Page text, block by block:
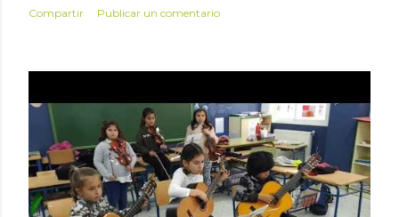
Compartir Publicar un comentario